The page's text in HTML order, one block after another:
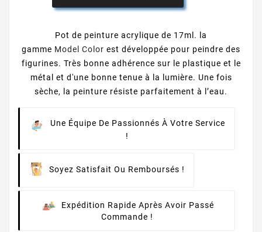
Pot de peinture acrylique de 17ml. la
gamme Model Color est développée pour peindre des
figurines. Très bonne adhérence sur le plastique et le
métal et d'une bonne tenue à la lumière. Une fois
sèche, la peinture résiste parfaitement à l’eau.
Une Équipe De Passionnés À Votre Service
!
Soyez Satisfait Ou Remboursés !
Expédition Rapide Après Avoir Passé
Commande !